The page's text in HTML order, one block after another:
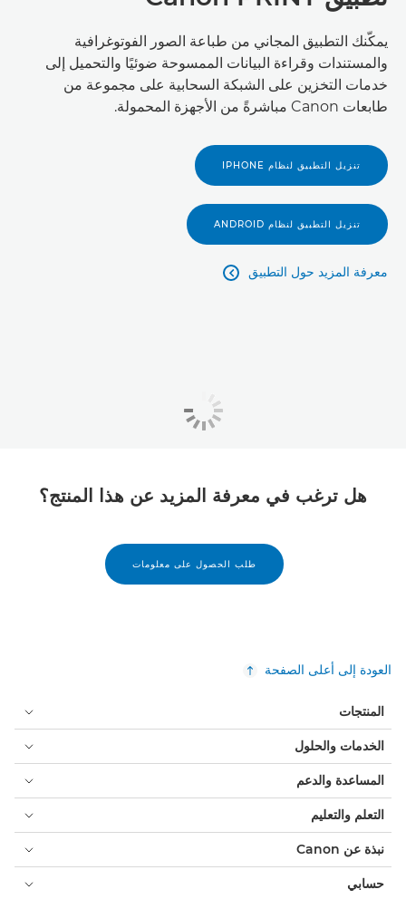
يمكّنك التطبيق المجاني من طباعة الصور الفوتوغرافية
والمستندات وقراءة البيانات الممسوحة ضوئيًا والتحميل إلى
خدمات التخزين على الشبكة السحابية على مجموعة من
طابعات Canon مباشرةً من الأجهزة المحمولة.
تنزيل التطبيق لنظام IPHONE
تنزيل التطبيق لنظام ANDROID
معرفة المزيد حول التطبيق 
هل ترغب في معرفة المزيد عن هذا المنتج؟
طلب الحصول على معلومات
العودة إلى أعلى الصفحة
المنتجات
الخدمات والحلول
المساعدة والدعم
التعلم والتعليم
نبذة عن Canon
حسابي